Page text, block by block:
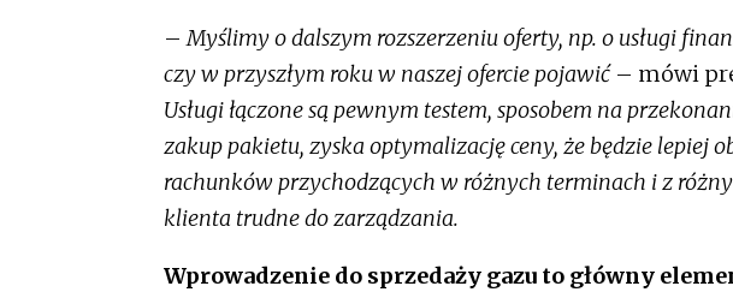
–Myślimy o dalszym rozszerzeniu oferty, np. o usługi
czy w przyszłym roku w naszej ofercie pojawić– mówi
Usługi łączone są pewnym testem, sposobem na
zakup pakietu, zyska optymalizację ceny, że będzie lepiej
rachunków przychodzących w różnych terminach i z
klienta trudne do zarządzania.
Wprowadzenie do sprzedaży gazu to główny